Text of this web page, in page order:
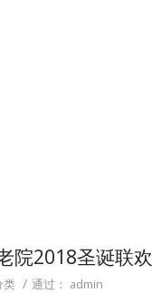
院2018圣诞联欢
类 / 通过： admin